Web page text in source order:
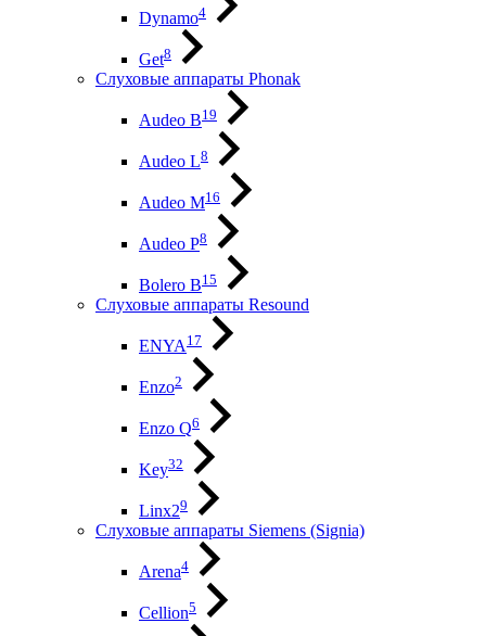
Dynamo4
Get8
Слуховые аппараты Phonak
Audeo B19
Audeo L8
Audeo М16
Audeo P8
Bolero B15
Слуховые аппараты Resound
ENYA 17
Enzo2
Enzo Q6
Key32
Linx29
Слуховые аппараты Siemens (Signia)
Arena4
Cellion5